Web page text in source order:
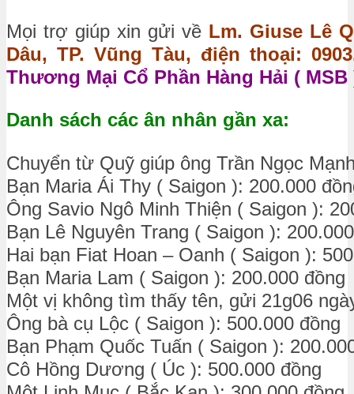
Mọi trợ giúp xin gửi về Lm. Giuse Lê
Dâu, TP. Vũng Tàu, điện thoại:
Thương Mại Cổ Phần Hàng Hải ( MSB
Danh sách các ân nhân gần xa:
Chuyển từ Quỹ giúp ông Trần Ngọc
Bạn Maria Ái Thy ( Saigon ): 200.000
Ông Savio Ngô Minh Thiện ( Saigon ):
Bạn Lê Nguyên Trang ( Saigon ):
Hai bạn Fiat Hoan – Oanh ( Saigon ):
Bạn Maria Lam ( Saigon ): 200.000 đồng
Một vị không tìm thấy tên, gửi 21g06
Ông bà cụ Lộc ( Saigon ): 500.000 đồng
Bạn Phạm Quốc Tuấn ( Saigon ):
Cô Hồng Dương ( Úc ): 500.000 đồng